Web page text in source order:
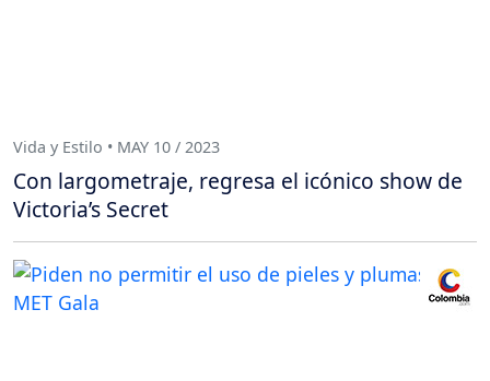
Vida y Estilo • MAY 10 / 2023
Con largometraje, regresa el icónico show de
Victoria’s Secret